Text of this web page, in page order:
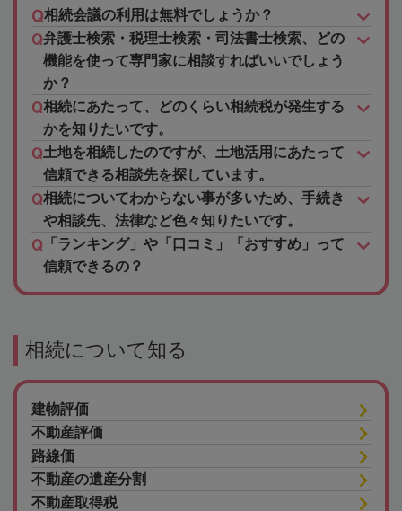
相続会議の利用は無料でしょうか？
弁護士検索・税理士検索・司法書士検索、どの
機能を使って専門家に相談すればいいでしょう
か？
相続にあたって、どのくらい相続税が発生する
かを知りたいです。
土地を相続したのですが、土地活用にあたって
信頼できる相談先を探しています。
相続についてわからない事が多いため、手続き
や相談先、法律など色々知りたいです。
「ランキング」や「口コミ」「おすすめ」って
信頼できるの？
相続について知る
建物評価
不動産評価
路線価
不動産の遺産分割
不動産取得税